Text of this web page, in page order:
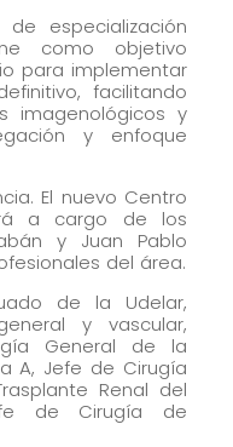
especialización
como objetivo
para implementar
facilitando
imagenológicos y
y enfoque
El nuevo Centro
a cargo de los
y Juan Pablo
del área.
de la Udelar,
y vascular,
General de la
A, Jefe de Cirugía
Renal del
de Cirugía de
comportamiento
mientras visitas
nuestro sitio,
aumentas la
posibilidad de
ofertas
personalizados.